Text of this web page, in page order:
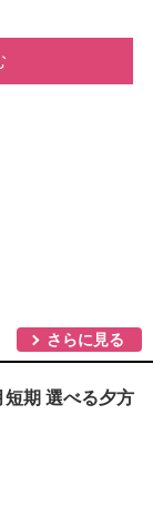
さらに見る
期 選べる夕方